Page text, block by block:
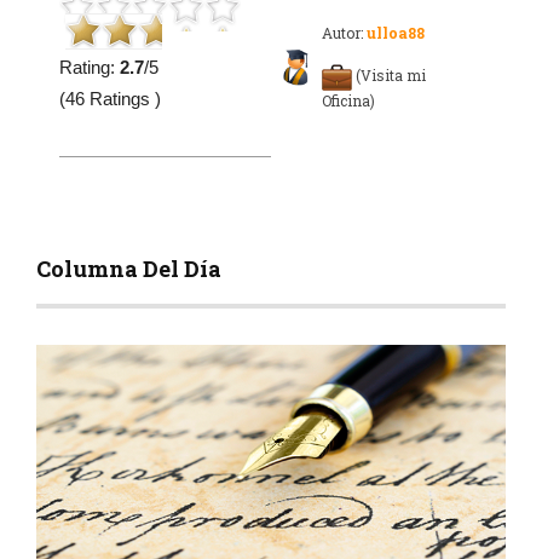
Rating: 2.7/5
(46 Ratings )
Autor:ulloa88
(Visita mi
Oficina)
Columna Del Día